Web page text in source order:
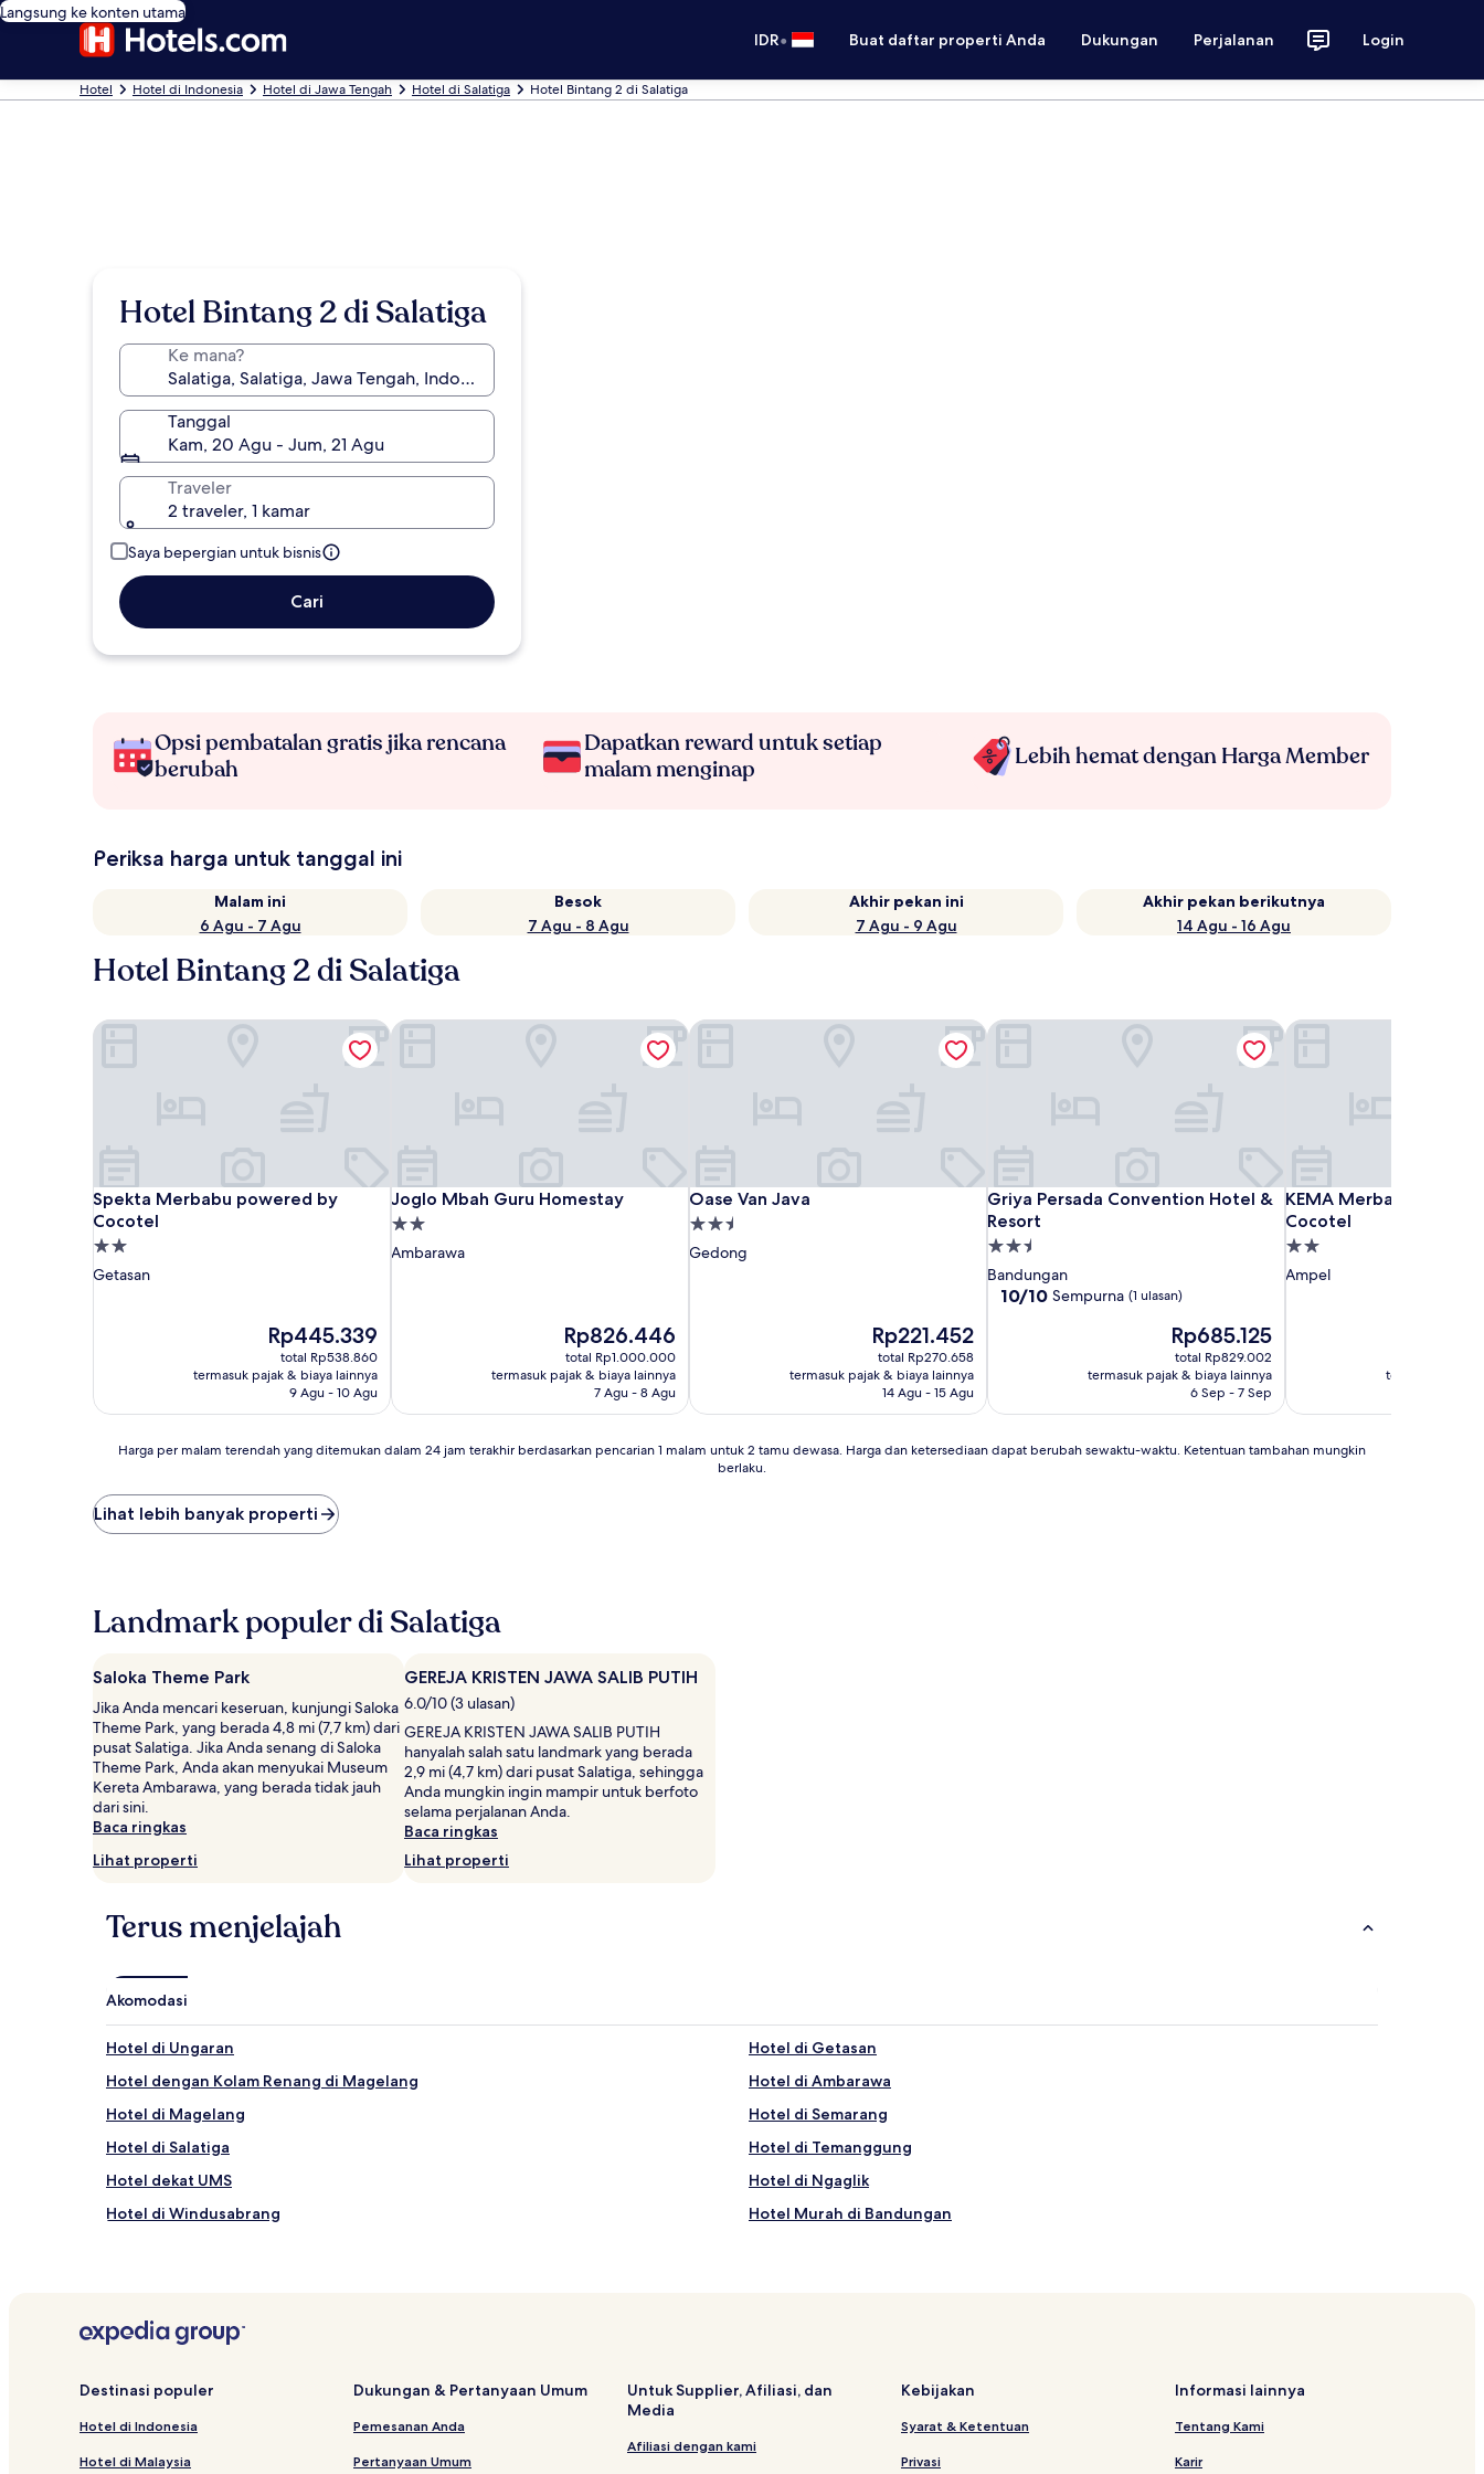
Langsung ke konten utama
IDR• Buat daftar properti Anda Dukungan Perjalanan Login
Hotel Hotel di Indonesia Hotel di Jawa Tengah Hotel di Salatiga Hotel Bintang 2 di Salatiga
Hotel Bintang 2 di Salatiga
Ke mana?
Tanggal
Kam, 20 Agu - Jum, 21 Agu
Traveler
2 traveler, 1 kamar
Saya bepergian untuk bisnis
Cari
Opsi pembatalan gratis jika rencana
berubah
Dapatkan reward untuk setiap
malam menginap
Lebih hemat dengan Harga Member
Periksa harga untuk tanggal ini
Malam ini
6 Agu - 7 Agu
Besok
7 Agu - 8 Agu
Akhir pekan ini
7 Agu - 9 Agu
Akhir pekan berikutnya
14 Agu - 16 Agu
Hotel Bintang 2 di Salatiga
Spekta Merbabu powered by
Cocotel
Spekta Merbabu powered by Cocotel
Properti
bintang
Getasan
Harga
sekarang
Rp445.339
Rp445.339
total Rp538.860
termasuk pajak & biaya lainnya
9 Agu - 10 Agu
Spekta Merbabu powered by Cocotel
Joglo Mbah Guru Homestay
Joglo Mbah Guru Homestay
Properti
bintang
Ambarawa
Harga
sekarang
Rp826.446
Rp826.446
total Rp1.000.000
termasuk pajak & biaya lainnya
7 Agu - 8 Agu
Joglo Mbah Guru Homestay
Oase Van Java
Oase Van Java
Properti
bintang
Gedong
Harga
sekarang
Rp221.452
Rp221.452
total Rp270.658
termasuk pajak & biaya lainnya
14 Agu - 15 Agu
Oase Van Java
Griya Persada Convention Hotel &
Resort
Griya Persada Convention Hotel & Resort
Properti
bintang
2.5
Bandungan
10.0
10/10 Sempurna (1 ulasan)
Harga
sekarang
Rp685.125
Rp685.125
total Rp829.002
termasuk pajak & biaya lainnya
6 Sep - 7 Sep
Griya Persada Convention Hotel & Resort
KEMA Merbabu
Cocotel
KEMA Merbabu
Properti
bintang
Ampel
termasuk pajak
KEMA Merbabu
Harga
malam
terendah
yang
jam
terakhir
pencarian
1
malam
untuk
2
tamu
dewasa.
Harga
dan
dapat
waktu.
berlaku.
Harga per malam terendah yang ditemukan dalam 24 jam terakhir berdasarkan pencarian 1 malam untuk 2 tamu dewasa. Harga dan ketersediaan dapat berubah sewaktu-waktu. Ketentuan tambahan mungkin
berlaku.
Lihat lebih banyak properti
Landmark populer di Salatiga
Saloka Theme Park
Jika Anda mencari keseruan, kunjungi Saloka
Theme Park, yang berada 4,8 mi (7,7 km) dari
pusat Salatiga. Jika Anda senang di Saloka
Theme Park, Anda akan menyukai Museum
Kereta Ambarawa, yang berada tidak jauh
dari sini.
Baca ringkas
Lihat properti
GEREJA KRISTEN JAWA SALIB PUTIH
6.0/10 (3 ulasan)
GEREJA KRISTEN JAWA SALIB PUTIH
hanyalah salah satu landmark yang berada
2,9 mi (4,7 km) dari pusat Salatiga, sehingga
Anda mungkin ingin mampir untuk berfoto
selama perjalanan Anda.
Baca ringkas
Lihat properti
Terus menjelajah
Akomodasi
Hotel di Ungaran
Hotel di Getasan
Hotel dengan Kolam Renang di Magelang
Hotel di Ambarawa
Hotel di Magelang
Hotel di Semarang
Hotel di Salatiga
Hotel di Temanggung
Hotel dekat UMS
Hotel di Ngaglik
Hotel di Windusabrang
Hotel Murah di Bandungan
Hotel di Ketapang
Hotel di Losari
Destinasi populer
Hotel di Indonesia
Hotel di Malaysia
Dukungan & Pertanyaan Umum
Pemesanan Anda
Pertanyaan Umum
Untuk Supplier, Afiliasi, dan
Media
Afiliasi dengan kami
Kebijakan
Syarat & Ketentuan
Privasi
Informasi lainnya
Tentang Kami
Karir